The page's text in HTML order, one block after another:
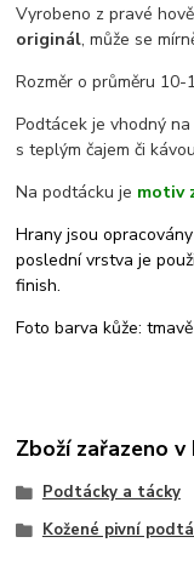
Vyrobeno z pravé
originál, může se
Rozměr o průměru
Podtácek je vhodný
s teplým čajem či
Na podtácku je motiv
Hrany jsou
poslední vrstva je
finish.
Foto barva kůže:
Zboží zařazeno
Podtácky a tácky
Kožené pivní